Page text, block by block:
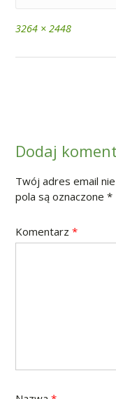
Full
3264 × 2448
Dodaj
Twój adres email
pola są oznaczone *
Komentarz *